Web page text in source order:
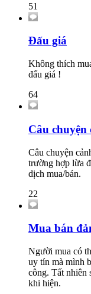
51
Đấu giá
Không thích
đấu giá !
64
Câu chuyện
Câu chuyện
trường hợp lừa
dịch mua/bán.
22
Mua bán
Người mua có
uy tín mà mình
công. Tất nhiên
khi hiện.